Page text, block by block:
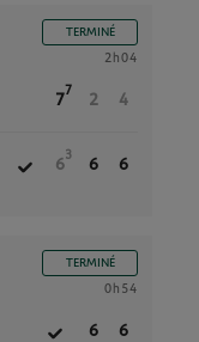
TERMINÉ
2h04
7
7
2 4
6
3
6 6
TERMINÉ
0h54
6 6